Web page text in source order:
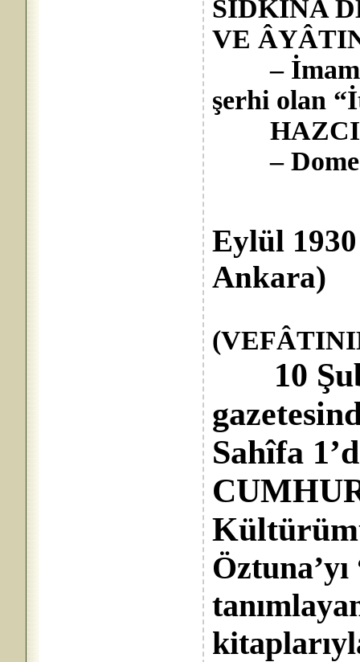
SIDKINA
VE
– İmam
şerhi olan
–
Eylül
Ankara)
10
Sahîfa